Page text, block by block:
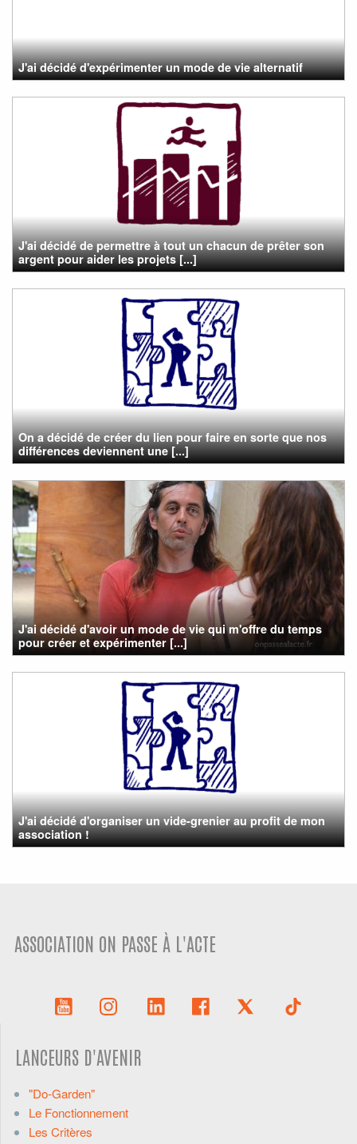
J'ai décidé d'expérimenter un mode de vie alternatif
J'ai décidé de permettre à tout un chacun de prêter son
argent pour aider les projets [...]
On a décidé de créer du lien pour faire en sorte que nos
différences deviennent une [...]
J'ai décidé d'avoir un mode de vie qui m'offre du temps
pour créer et expérimenter [...]
J'ai décidé d'organiser un vide-grenier au profit de mon
association !
ASSOCIATION ON PASSE À L'ACTE
LANCEURS D'AVENIR
"Do-Garden"
Le Fonctionnement
Les Critères